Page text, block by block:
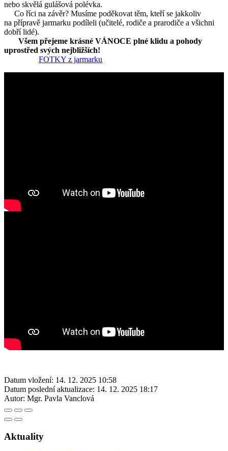
nebo skvělá gulášová polévka.
Co říci na závěr? Musíme poděkovat těm, kteří se jakkoliv
na přípravě jarmarku podíleli (učitelé, rodiče a prarodiče a všichni
dobří lidé).
Všem přejeme krásné VÁNOCE plné klidu a pohody
uprostřed svých nejbližších!
FOTKY z jarmarku
Datum vložení: 14. 12. 2025 10:58
Datum poslední aktualizace: 14. 12. 2025 18:17
Autor: Mgr. Pavla Vanclová
Aktuality